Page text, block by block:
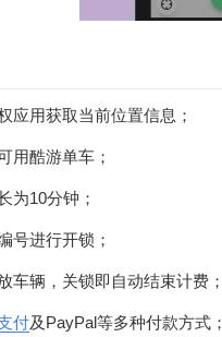
应用获取当前位置信息；
用酷游单车；
为10分钟；
号进行开锁；
车辆，关锁即自动结束计费；
付及PayPal等多种付款方式；